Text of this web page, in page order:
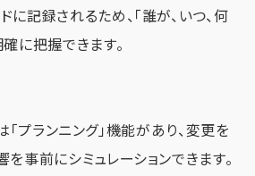
記録されるため、「誰が、いつ、何
に把握できます。
プランニング」機能があり、変更を
事前にシミュレーションできます。